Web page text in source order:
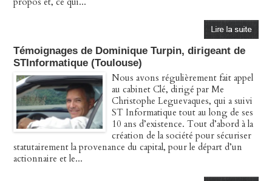
Témoignages de Dominique Turpin, dirigeant de
STInformatique (Toulouse)
Nous avons régulièrement fait appel
au cabinet Clé, dirigé par Me
Christophe Leguevaques, qui a suivi
ST Informatique tout au long de ses
10 ans d’existence. Tout d’abord à la
création de la société pour sécuriser
statutairement la provenance du capital, pour le départ d’un
actionnaire et le...